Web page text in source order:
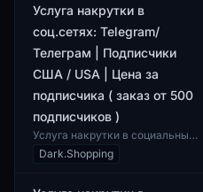
составляет 50 подписчиков.
Данн...
Услуга накрутки в
соц.сетях: Telegram/
Телеграм | Подписчики
США / USA | Цена за
подписчика ( заказ от 500
подписчиков )
Услуга накрутки в социальных
сетях предназначена для
увеличения числа подписчиков
Dark.Shopping